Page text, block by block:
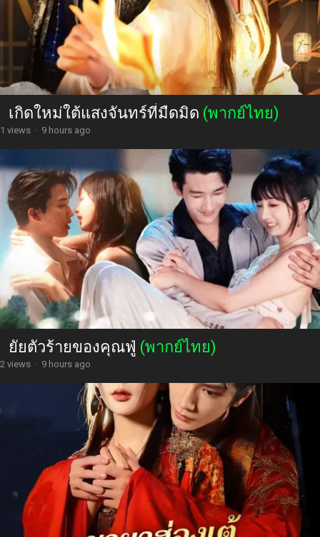
เกิดใหม่ใต้แสงจันทร์ที่มืดมิด (พากย์ไทย)
1 views · 9 hours ago
ยัยตัวร้ายของคุณฟู่ (พากย์ไทย)
2 views · 9 hours ago